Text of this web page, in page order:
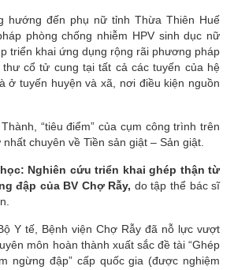
hướng đến phụ nữ tỉnh Thừa Thiên Huế
phòng chống nhiễm HPV sinh dục nữ
triển khai ứng dụng rộng rãi phương pháp
thư cổ tử cung tại tất cả các tuyến của hệ
ở tuyến huyện và xã, nơi điều kiện nguồn
“tiêu điểm” của cụm công trình trên
chuyên về Tiền sản giật – Sản giật.
Nghiên cứu triển khai ghép thận từ
đập của BV Chợ Rẫy, do tập thể bác sĩ
Y tế, Bệnh viện Chợ Rẫy đã nỗ lực vượt
môn hoàn thành xuất sắc đề tài “Ghép
ngừng đập” cấp quốc gia (được nghiệm